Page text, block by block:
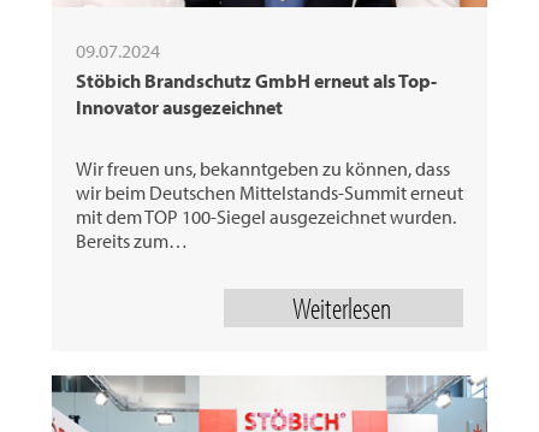
09.07.2024
Stöbich Brandschutz GmbH erneut als Top-
Innovator ausgezeichnet
Wir freuen uns, bekanntgeben zu können, dass
wir beim Deutschen Mittelstands-Summit erneut
mit dem TOP 100-Siegel ausgezeichnet wurden.
Bereits zum…
Weiterlesen